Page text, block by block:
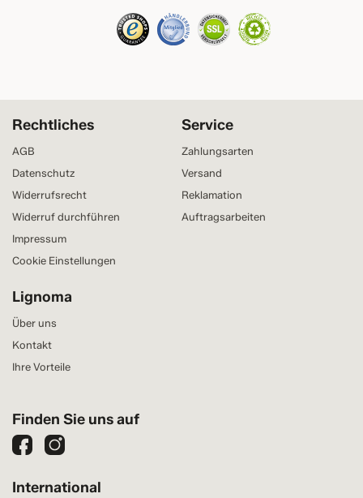
Service
Zahlungsarten
Versand
Reklamation
Auftragsarbeiten
Rechtliches
AGB
Datenschutz
Widerrufsrecht
Widerruf durchführen
Impressum
Cookie Einstellungen
Lignoma
Über uns
Kontakt
Ihre Vorteile
Finden Sie uns auf
International